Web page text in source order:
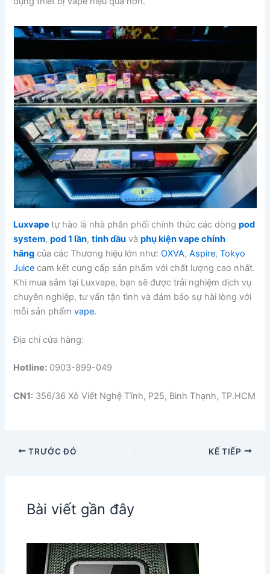
Luxvapetự hào là nhà phân phối chính thức các dòngpod
system,pod 1 lần,tinh dầu vàphụ kiện vape chính
hãng của các Thương hiệu lớn như:OXVA,Aspire,Tokyo
Juice cam kết cung cấp sản phẩm với chất lượng cao nhất.
Khi mua sắm tại Luxvape, bạn sẽ được trải nghiệm dịch vụ
chuyên nghiệp, tư vấn tận tình và đảm bảo sự hài lòng với
mỗi sản phẩmvape.
Địa chỉ cửa hàng:
Hotline: 0903-899-049
CN1: 356/36 Xô Viết Nghệ Tĩnh, P25, Bình Thạnh, TP.HCM
TRƯỚC ĐÓ KẾ TIẾP
Bài viết gần đây